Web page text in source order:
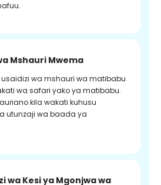
Mshauri Mwema
usaidizi wa mshauri wa matibabu
wa safari yako ya matibabu.
kila wakati kuhusu
utunzaji wa baada ya
wa Kesi ya Mgonjwa wa